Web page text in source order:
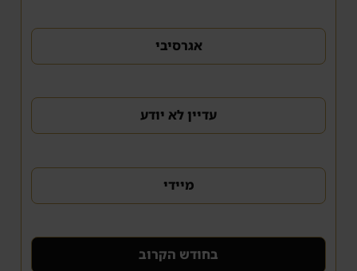
אגרסיבי
עדיין לא יודע
מיידי
בחודש הקרוב